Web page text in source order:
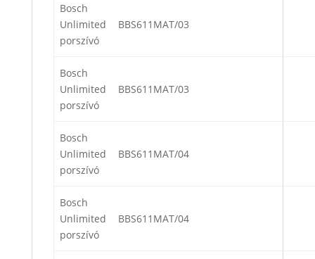
Bosch
Unlimited
porszívó
BBS611MAT/03
Bosch
Unlimited
porszívó
BBS611MAT/03
Bosch
Unlimited
porszívó
BBS611MAT/04
Bosch
Unlimited
porszívó
BBS611MAT/04